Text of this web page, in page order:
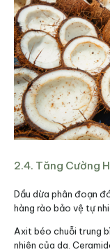
2.4. Tăng Cường
Dầu dừa phân đoạn
hàng rào bảo vệ tự
Axit béo chuỗi trung
nhiên của da.